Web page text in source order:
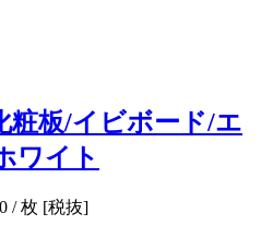
粧板/イビボード/エ
ワイト
/ 枚 [税抜]